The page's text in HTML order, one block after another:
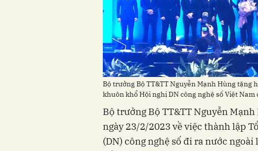
Bộ trưởng Bộ TT&TT Nguyễn Mạnh Hùng tặng
khuôn khổ Hội nghị DN công nghệ số Việt
Bộ trưởng Bộ TT&TT Nguyễn
ngày 23/2/2023 về việc thành lập
(DN) công nghệ số đi ra nước